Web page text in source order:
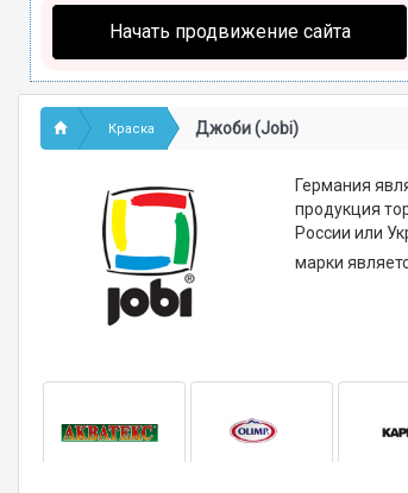
Начать продвижение сайта
Краска Джоби (Jobi)
Германия
продукция
России или
марки